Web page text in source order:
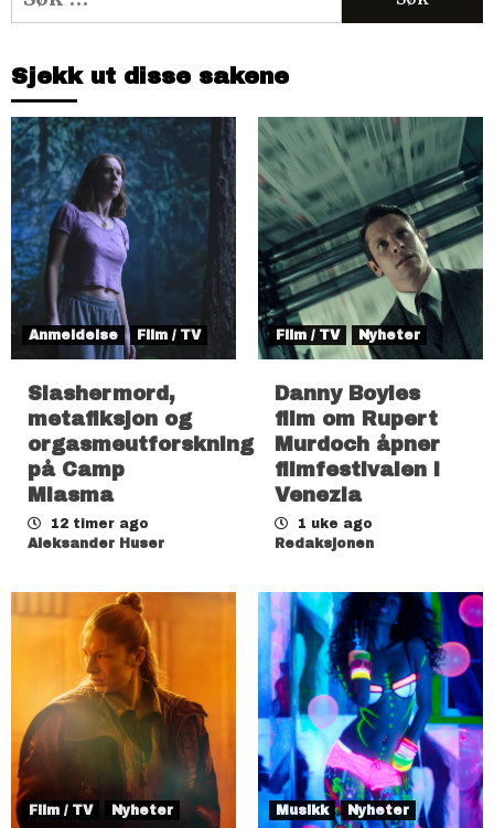
etter:
Sjekk ut disse sakene
Anmeldelse Film / TV
Slashermord,
metafiksjon og
orgasmeutforskning
på Camp
Miasma
12 timer ago
Aleksander Huser
Film / TV Nyheter
Danny Boyles
film om Rupert
Murdoch åpner
filmfestivalen i
Venezia
1 uke ago
Redaksjonen
Film / TV Nyheter Musikk Nyheter